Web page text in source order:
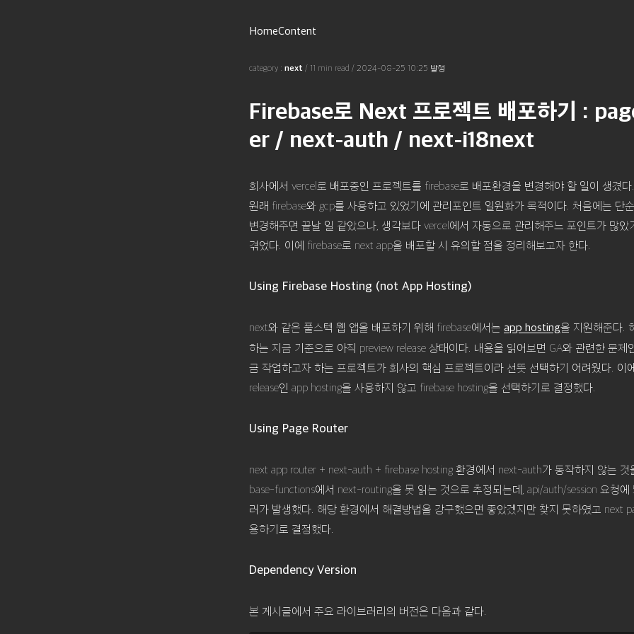
HomeContent
category : next / 11 min read / 2024-08-25 10:25 발행
Firebase로 Next 프로젝트 배포하기 :
er / next-auth / next-i18next
회사에서 vercel로 배포중인 프로젝트를 firebase로 배포환경을 변경해야 할 일이 생겼
원래 firebase와 gcp를 사용하고 있었기에 관리포인트 일원화가 목적이다. 처음에는 단
변경해주면 끝날 일 같았으나, 생각보다 vercel에서 자동으로 관리해주느 포인트가 많았
겪었다. 이에 firebase로 next app을 배포할 시 유의할 점을 정리해보고자 한다.
Using Firebase Hosting (not App Hosting)
next와 같은 풀스텍 웹 앱을 배포하기 위해 firebase에서는 app hosting을 지원해준다.
하는 지금 기준으로 아직 preview release 상태이다. 내용을 읽어보면 GA와 관련한 문제
금 작업하고자 하는 프로젝트가 회사의 핵심 프로젝트이라 선뜻 선택하기 어려웠다. 이
release인 app hosting을 사용하지 않고 firebase hosting을 선택하기로 결정했다.
Using Page Router
next app router + next-auth + firebase hosting 환경에서 next-auth가 동작하지 않는 것
base-functions에서 next-routing을 못 읽는 것으로 추정되는데, api/auth/session 요청
러가 발생했다. 해당 환경에서 해결방법을 강구했으면 좋았겠지만 찾지 못하였고 next
용하기로 결정했다.
Dependency Version
본 게시글에서 주요 라이브러리의 버전은 다음과 같다.